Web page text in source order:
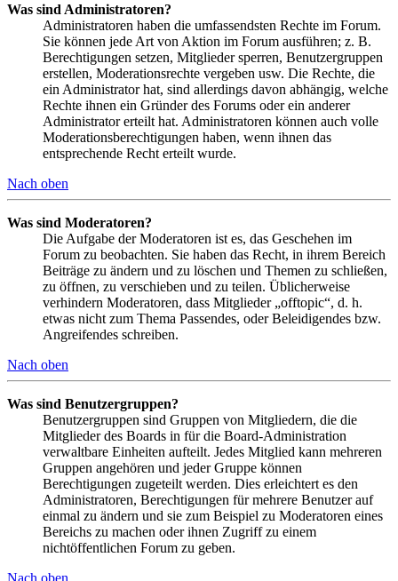
Was sind Administratoren?
Administratoren haben die umfassendsten Rechte im Forum.
Sie können jede Art von Aktion im Forum ausführen; z. B.
Berechtigungen setzen, Mitglieder sperren, Benutzergruppen
erstellen, Moderationsrechte vergeben usw. Die Rechte, die
ein Administrator hat, sind allerdings davon abhängig, welche
Rechte ihnen ein Gründer des Forums oder ein anderer
Administrator erteilt hat. Administratoren können auch volle
Moderationsberechtigungen haben, wenn ihnen das
entsprechende Recht erteilt wurde.
Nach oben
Was sind Moderatoren?
Die Aufgabe der Moderatoren ist es, das Geschehen im
Forum zu beobachten. Sie haben das Recht, in ihrem Bereich
Beiträge zu ändern und zu löschen und Themen zu schließen,
zu öffnen, zu verschieben und zu teilen. Üblicherweise
verhindern Moderatoren, dass Mitglieder „offtopic“, d. h.
etwas nicht zum Thema Passendes, oder Beleidigendes bzw.
Angreifendes schreiben.
Nach oben
Was sind Benutzergruppen?
Benutzergruppen sind Gruppen von Mitgliedern, die die
Mitglieder des Boards in für die Board-Administration
verwaltbare Einheiten aufteilt. Jedes Mitglied kann mehreren
Gruppen angehören und jeder Gruppe können
Berechtigungen zugeteilt werden. Dies erleichtert es den
Administratoren, Berechtigungen für mehrere Benutzer auf
einmal zu ändern und sie zum Beispiel zu Moderatoren eines
Bereichs zu machen oder ihnen Zugriff zu einem
nichtöffentlichen Forum zu geben.
Nach oben